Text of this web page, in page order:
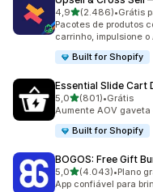
4,9de 5 estrelas
(2.486)
2486 avaliações ao
•Grátis
Pacotes de produtos
carrinho, impulsione o
Built for Shopify
Essential Slide Cart
5,0de 5 estrelas
(801)
801 avaliações ao todo
•Grátis
Aumente AOV
Built for Shopify
BOGOS: Free Gift
5,0de 5 estrelas
(4.043)
4043 avaliações ao
•Plano
App confiável para